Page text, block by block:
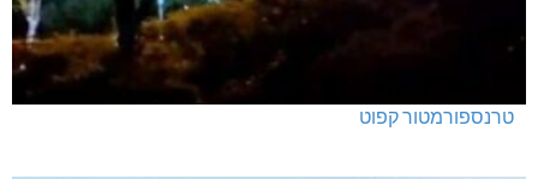
טרנספורמטור קפוט